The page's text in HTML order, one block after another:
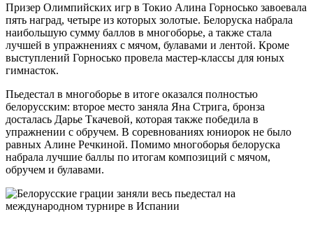
Призер Олимпийских игр в Токио Алина Горносько завоевала
пять наград, четыре из которых золотые. Белоруска набрала
наибольшую сумму баллов в многоборье, а также стала
лучшей в упражнениях с мячом, булавами и лентой. Кроме
выступлений Горносько провела мастер-классы для юных
гимнасток.
Пьедестал в многоборье в итоге оказался полностью
белорусским: второе место заняла Яна Стрига, бронза
досталась Дарье Ткачевой, которая также победила в
упражнении с обручем. В соревнованиях юниорок не было
равных Алине Речкиной. Помимо многоборья белоруска
набрала лучшие баллы по итогам композиций с мячом,
обручем и булавами.